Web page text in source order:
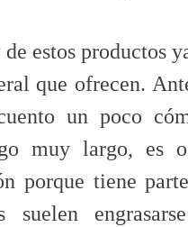
estos productos
que ofrecen.
un poco
muy largo, es
porque tiene
suelen